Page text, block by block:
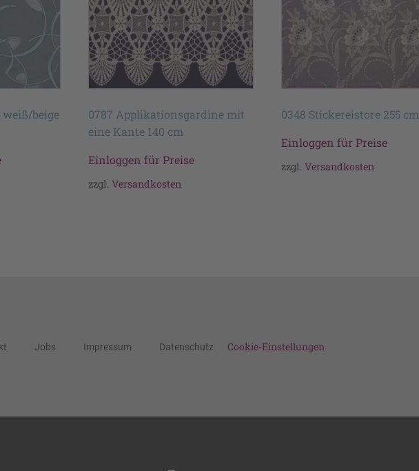
weiß/beige
0787 Applikationsgardine mit
eine Kante 140 cm
Einloggen für Preise
zzgl. Versandkosten
0348 Stickereistore 255 cm
Einloggen für Preise
zzgl. Versandkosten
Jobs Impressum Datenschutz Cookie-Einstellungen